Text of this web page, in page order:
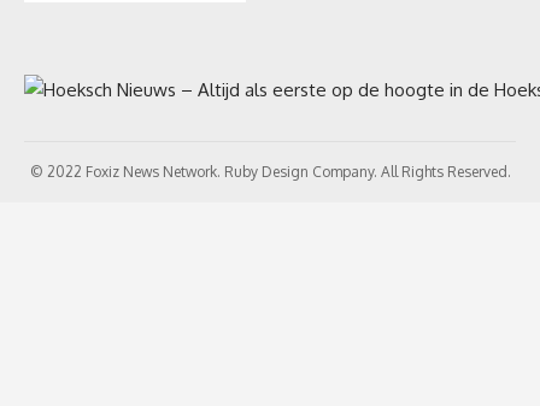
© 2022 Foxiz News Network. Ruby Design Company. All Rights Reserved.